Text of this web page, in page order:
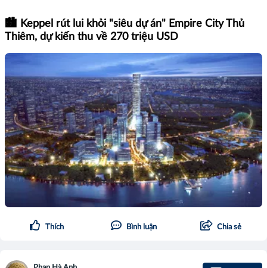
🏙️ Keppel rút lui khỏi "siêu dự án" Empire City Thủ
Thiêm, dự kiến thu về 270 triệu USD
Thích Bình luận Chia sẻ